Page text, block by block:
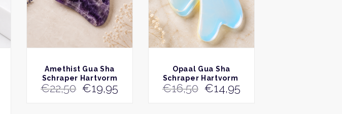
BEKIJK
Amethist Gua Sha
Schraper Hartvorm
€22,50 Oorspronkelijke
€19,95
BEKIJKOpaal Gua Sha
Schraper Hartvorm
€16,50 Oorspronkelijke
€14,95Huidige